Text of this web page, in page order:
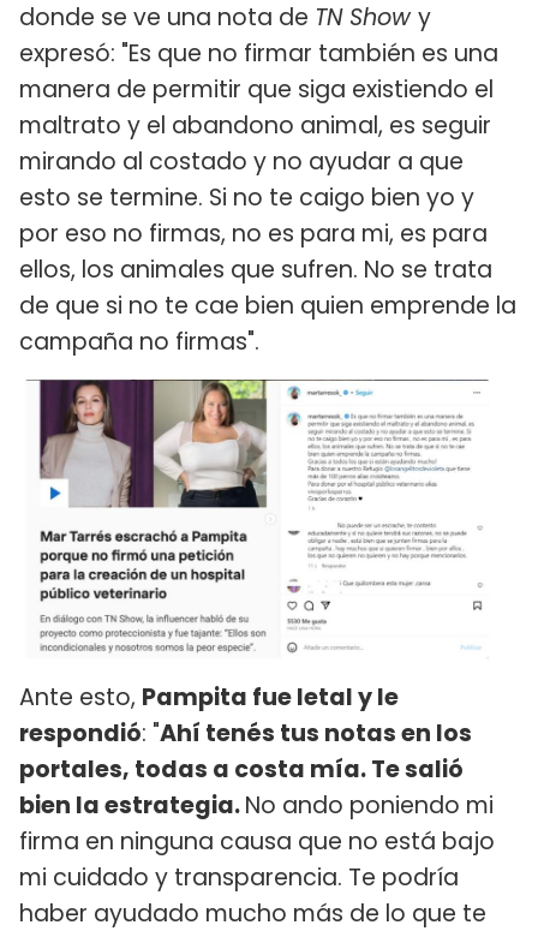
donde se ve una nota de TN Showy
expresó: "Es que no firmar también es una
manera de permitir que siga existiendo el
maltrato y el abandono animal, es seguir
mirando al costado y no ayudar a que
esto se termine. Si no te caigo bien yo y
por eso no firmas, no es para mi, es para
ellos, los animales que sufren. No se trata
de que si no te cae bien quien emprende la
campaña no firmas".
Ante esto, Pampita fue letal y le
respondió: "Ahí tenés tus notas en los
portales, todas a costa mía. Te salió
bien la estrategia.No ando poniendo mi
firma en ninguna causa que no está bajo
mi cuidado y transparencia. Te podría
haber ayudado mucho más de lo que te